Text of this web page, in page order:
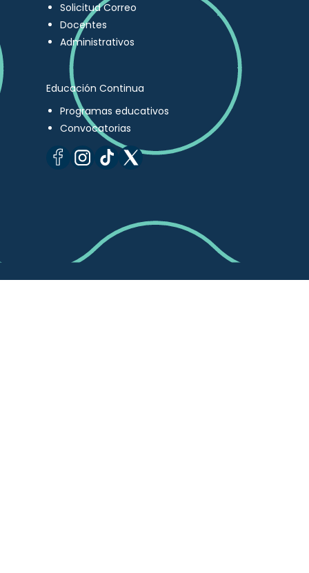
Solicitud Correo
Docentes
Administrativos
Educación Continua
Programas educativos
Convocatorias